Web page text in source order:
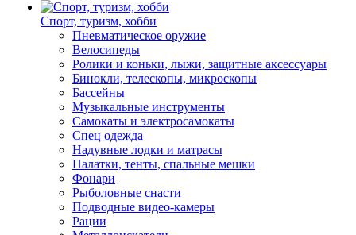
Спорт, туризм, хобби
Пневматическое оружие
Велосипеды
Ролики и коньки, лыжи, защитные аксессуары
Бинокли, телескопы, микроскопы
Бассейны
Музыкальные инструменты
Самокаты и электросамокаты
Спец одежда
Надувные лодки и матрасы
Палатки, тенты, спальные мешки
Фонари
Рыболовные снасти
Подводные видео-камеры
Рации